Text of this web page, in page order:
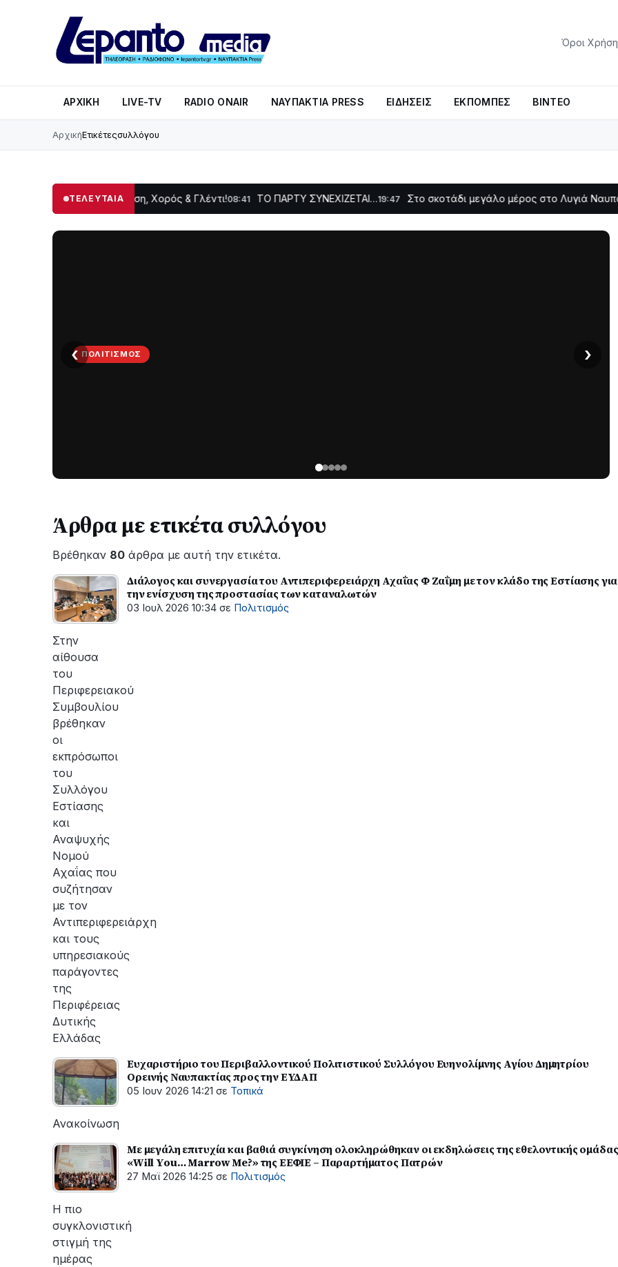
Όροι
ΑΡΧΙΚΉ LIVE-TV RADIO ONAIR ΝΑΥΠΑΚΤΊΑ PRESS ΕΙΔΉΣΕΙΣ ΕΚΠΟΜΠΈΣ ΒΊΝΤΕΟ
ΑρχικήΕτικέτεςσυλλόγου
ΤΕΛΕΥΤΑΙΑ
Παράδοση, Χορός & Γλέντι!08:41 ΤΟ ΠΑΡΤΥ ΣΥΝΕΧΙΖΕΤΑΙ…19:47 Στο σκοτάδι μεγάλο μέρος στο Λυγιά Ναυπάκτου12:08
ΤΟ
Ανδρέα
τα
έργα
του
Δήμου
‹ ›
Άρθρα με ετικέτα συλλόγου
Βρέθηκαν 80 άρθρα με αυτή την ετικέτα.
Διάλογος και συνεργασία του Αντιπεριφερειάρχη Αχαΐας Φ Ζαΐμη με τον κλάδο της Εστίασης για
την ενίσχυση της προστασίας των καταναλωτών
03 Ιουλ 2026 10:34 σε Πολιτισμός
Στην
αίθουσα
του
Περιφερειακού
Συμβουλίου
βρέθηκαν
οι
εκπρόσωποι
του
Συλλόγου
Εστίασης
και
Αναψυχής
Νομού
Αχαΐας που
συζήτησαν
με τον
Αντιπεριφερειάρχη
και τους
υπηρεσιακούς
παράγοντες
της
Περιφέρειας
Δυτικής
Ελλάδας
Ευχαριστήριο του Περιβαλλοντικού Πολιτιστικού Συλλόγου Ευηνολίμνης Αγίου Δημητρίου
Ορεινής Ναυπακτίας προς την ΕΥΔΑΠ
05 Ιουν 2026 14:21 σε Τοπικά
Ανακοίνωση
Με μεγάλη επιτυχία και βαθιά συγκίνηση ολοκληρώθηκαν οι εκδηλώσεις της εθελοντικής ομάδας
«Will You… Marrow Me?» της ΕΕΦΙΕ – Παραρτήματος Πατρών
27 Μαϊ 2026 14:25 σε Πολιτισμός
Η πιο
συγκλονιστική
στιγμή της
ημέρας